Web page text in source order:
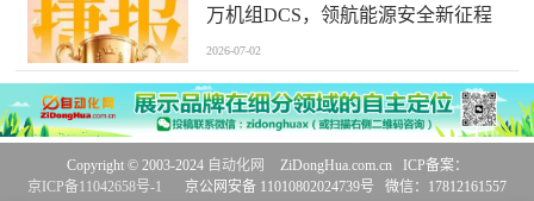
万机组DCS，领航能源安全新征程
2026-07-02
Copyright © 2003-2024 自动化网
ZiDongHua.com.cn ICP备案：
京ICP备11042658号-1
京公网安备 11010802024739号 微信：17812161557